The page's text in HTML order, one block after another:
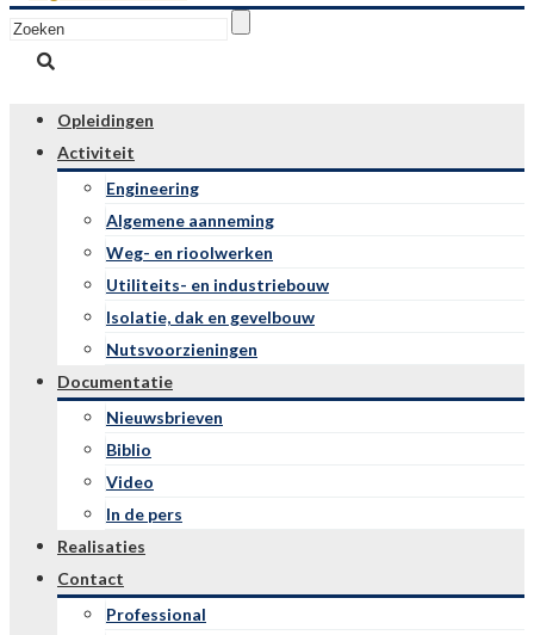
Opleidingen
Activiteit
Engineering
Algemene aanneming
Weg- en rioolwerken
Utiliteits- en industriebouw
Isolatie, dak en gevelbouw
Nutsvoorzieningen
Documentatie
Nieuwsbrieven
Biblio
Video
In de pers
Realisaties
Contact
Professional